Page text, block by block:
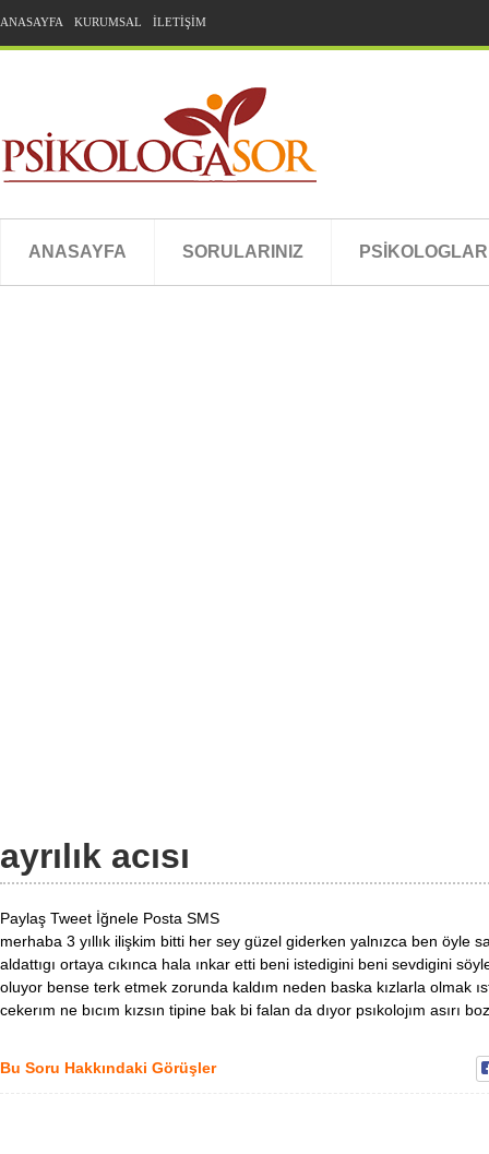
ANASAYFA KURUMSAL İLETİŞİM
ANASAYFA SORULARINIZ
ayrılık acısı
Paylaş Tweet İğnele Posta SMS
merhaba 3 yıllık ilişkim bitti her sey güzel giderken yalnızca ben öyle
aldattıgı ortaya cıkınca hala ınkar etti beni istedigini beni sevdigini
oluyor bense terk etmek zorunda kaldım neden baska kızlarla olmak
cekerım ne bıcım kızsın tipine bak bi falan da dıyor psıkolojım asırı
Bu Soru Hakkındaki Görüşler